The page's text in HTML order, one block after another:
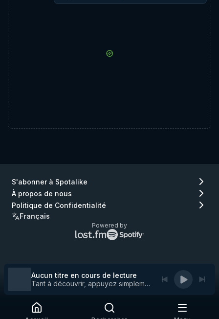
S'abonner à Spotalike
À propos de nous
Politique de Confidentialité
Français
Powered by
Logo
Lastfm
Lastfm)
Aucun titre en cours de lecture
Tant à découvrir, appuyez simplement sur play